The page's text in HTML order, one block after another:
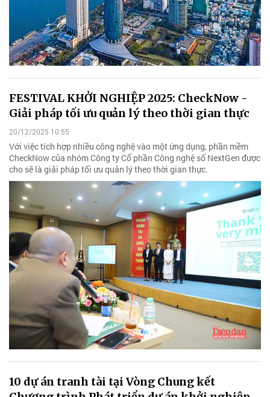
FESTIVAL KHỞI NGHIỆP 2025: CheckNow -
Giải pháp tối ưu quản lý theo thời gian thực
20/12/2025 10:55
Với việc tích hợp nhiều công nghệ vào một ứng dụng, phần mềm
CheckNow của nhóm Công ty Cổ phần Công nghệ số NextGen được
cho sẽ là giải pháp tối ưu quản lý theo thời gian thực.
10 dự án tranh tài tại Vòng Chung kết